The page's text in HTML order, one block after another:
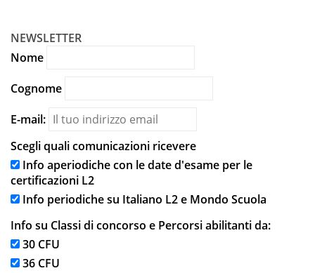
NEWSLETTER
Nome
Cognome
E-mail:
Scegli quali comunicazioni ricevere
Info aperiodiche con le date d'esame per le
certificazioni L2
Info periodiche su Italiano L2 e Mondo Scuola
Info su Classi di concorso e Percorsi abilitanti da:
30 CFU
36 CFU